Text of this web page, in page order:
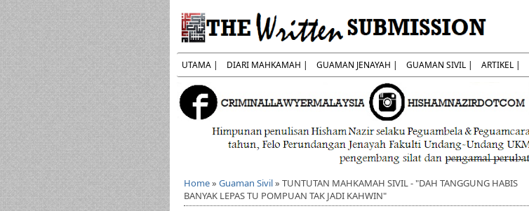
UTAMA | DIARI MAHKAMAH | GUAMAN JENAYAH | GUAMAN SIVIL | ARTIKEL |
Home» Guaman Sivil» TUNTUTAN MAHKAMAH SIVIL - "DAH TANGGUNG HABIS
BANYAK LEPAS TU POMPUAN TAK JADI KAHWIN"